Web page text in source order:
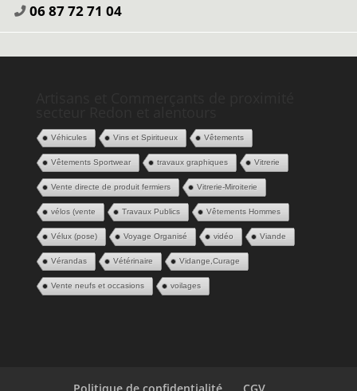
06 87 72 71 04
Véhicules Vins et Spiritueux Vêtements
Vêtements Sportwear travaux graphiques Vitrerie
Vente directe de produit fermiers Vitrerie-Miroiterie
vélos (vente Travaux Publics Vêtements Hommes
Vélux (pose) Voyage Organisé vidéo Viande
Vérandas Vétérinaire Vidange,Curage
Vente neufs et occasions voilages